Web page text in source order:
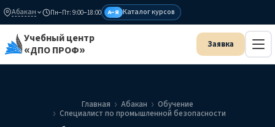
Абакан Пн–Пт: 9:00–18:00 А–Я Каталог курсов
Учебный центр
«ДПО ПРОФ»
Главная Абакан
Обучение
Специалист по промышленной безопасности